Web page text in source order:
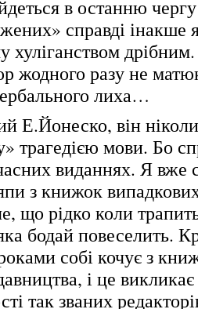
в останню
справді інакше
жодного разу не
лиха…
Е.Йонеско, він
трагедією мови. Бо
виданнях. Я вже
з книжок
що рідко коли
бодай повеселить.
собі кочує з
і це
так званих